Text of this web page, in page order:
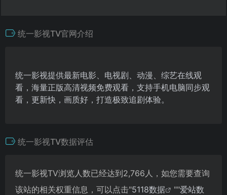
统一影视TV官网介绍
统一影视提供最新电影、电视剧、动漫、综艺在线观
看，海量正版高清视频免费观看，支持手机电脑同步观
看，更新快，画质好，打造极致追剧体验。
统一影视TV数据评估
统一影视TV浏览人数已经达到2,766人，如您需要查询
该站的相关权重信息，可以点击"5118数据 ""爱站数